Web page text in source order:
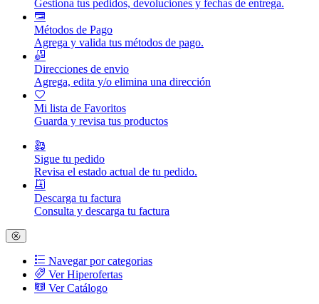
Gestiona tus pedidos, devoluciones y fechas de entrega.
Métodos de Pago
Agrega y valida tus métodos de pago.
Direcciones de envio
Agrega, edita y/o elimina una dirección
Mi lista de Favoritos
Guarda y revisa tus productos
Sigue tu pedido
Revisa el estado actual de tu pedido.
Descarga tu factura
Consulta y descarga tu factura
Navegar por categorias
Ver Hiperofertas
Ver Catálogo